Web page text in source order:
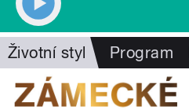
Životní styl Program